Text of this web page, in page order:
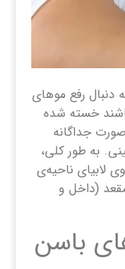
دنبال رفع موهای
خسته شده
جداگانه
به طور کلی،
لابیای ناحیه‌ی
(داخل و
باسن